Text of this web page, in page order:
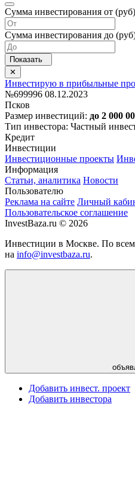
Сумма инвестирования от (руб)
Сумма инвестирования до
Инвестирую в прибыльные
№699996 08.12.2023
Псков
Размер инвестиций: до 2 000
Тип инвестора: Частный
Кредит
Инвестиции
Инвестиционные проекты
Информация
Статьи, аналитика Новости
Пользователю
Реклама на сайте Личный
Пользовательское соглашение
InvestBaza.ru © 2026
Инвестиции в Москве. По всем
на info@investbaza.ru.
Добавить инвест. проект
Добавить инвестора